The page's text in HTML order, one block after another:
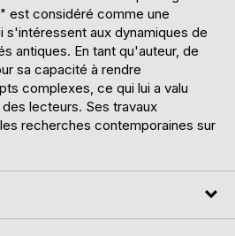
est considéré comme une
aux dynamiques de
antiques. En tant qu'auteur, de
sa capacité à rendre
complexes, ce qui lui a valu
lecteurs. Ses travaux
recherches contemporaines sur